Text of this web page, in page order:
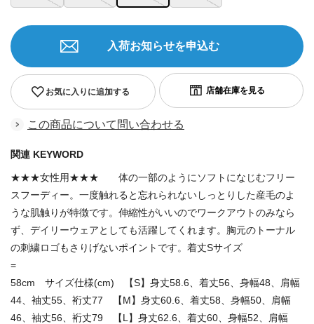
お気に入りに追加する
入荷お知らせを申込む
この商品について問い合わせる
関連 KEYWORD
★★★女性用★★★ 体の一部のようにソフトになじむフリー
スフーディー。一度触れると忘れられないしっとりした産毛のよ
うな肌触りが特徴です。伸縮性がいいのでワークアウトのみなら
ず、デイリーウェアとしても活躍してくれます。胸元のトーナル
の刺繍ロゴもさりげないポイントです。着丈Sサイズ
=
58cm サイズ仕様(cm) 【S】身丈58.6、着丈56、身幅48、肩幅
44、袖丈55、裄丈77 【M】身丈60.6、着丈58、身幅50、肩幅
46、袖丈56、裄丈79 【L】身丈62.6、着丈60、身幅52、肩幅